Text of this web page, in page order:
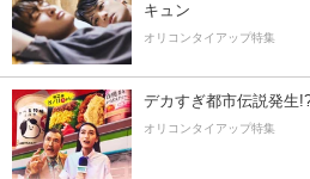
キュン
オリコンタイアップ特集
デカすぎ都市伝説発生
オリコンタイアップ特集